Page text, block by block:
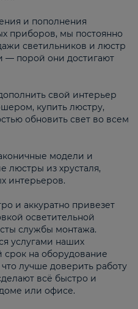
и пополнения
приборов, мы постоянно
светильников и люстр
— порой они достигают
свой интерьер
купить люстру,
обновить свет во всем
модели и
люстры из хрусталя,
интерьеров.
и аккуратно привезет
осветительной
службы монтажа.
услугами наших
срок на оборудование
лучше доверить работу
всё быстро и
или офисе.